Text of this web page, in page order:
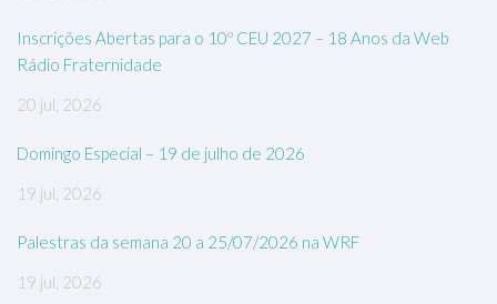
Inscrições Abertas para o 10º CEU 2027 – 18 Anos da Web
Rádio Fraternidade
20 jul, 2026
Domingo Especial – 19 de julho de 2026
19 jul, 2026
Palestras da semana 20 a 25/07/2026 na WRF
19 jul, 2026